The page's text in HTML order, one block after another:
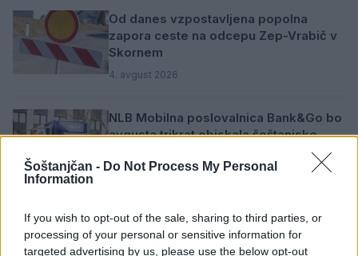
Šoštanjčan - Do Not Process My Personal
Information
If you wish to opt-out of the sale, sharing to third parties, or
processing of your personal or sensitive information for
targeted advertising by us, please use the below opt-out
Od danes vzpostavljena popolna
zapora ceste na odcepu Zep-Vrabič v
Skornem
4. avgust 2026
NLB Mobilna poslovalnica Bank&Go bo
avgusta trikrat obiskala šoštanjsko
2. avgust 2026
V ponedeljek bo v naselju Ravne
prekinjena oziroma motena dobava
pitne vode